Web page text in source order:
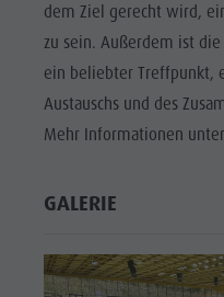
TRADITION &
HANDWERK
HIGHLIGHT
EVENTS
Tourenübersicht
Pilze sammeln
Kronplatz Doctor Service
FAQ
dem Ziel gerecht wird,
zu sein. Außerdem ist
ein beliebter Treffpunkt,
Austauschs und des
Mehr Informationen
GALERIE